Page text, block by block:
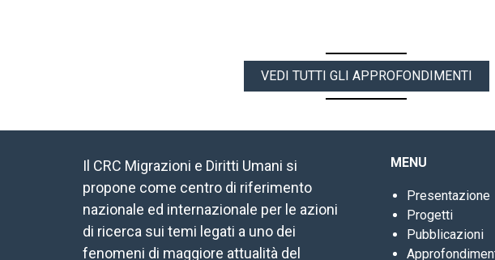
VEDI TUTTI GLI APPROFONDIMENTI
Il CRC Migrazioni e Diritti Umani si
propone come centro di riferimento
nazionale ed internazionale per le azioni
di ricerca sui temi legati a uno dei
fenomeni di maggiore attualità del
MENU
Presentazione
Progetti
Pubblicazioni